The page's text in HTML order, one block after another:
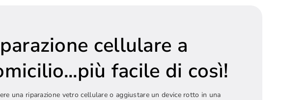
cellulare a
facile di così!
una riparazione vetro cellulare o aggiustare un device rotto in una